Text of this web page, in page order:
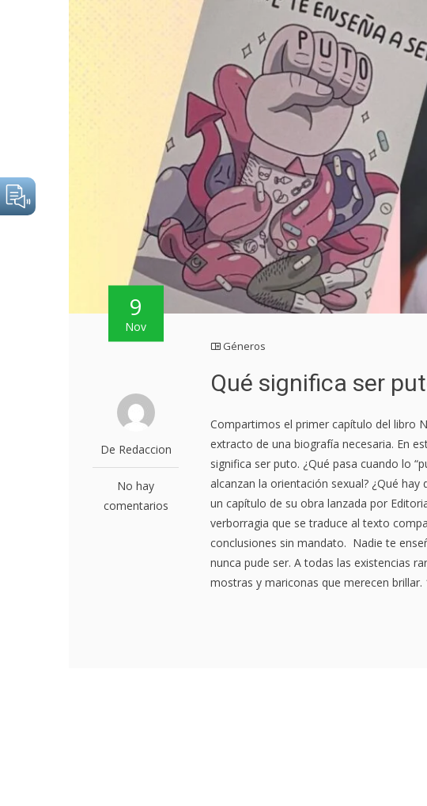
9
Nov
De Redaccion
No hay
comentarios
Géneros
Qué significa ser
Compartimos el primer capítulo del libro
extracto de una biografía necesaria. En
significa ser puto. ¿Qué pasa cuando lo
alcanzan la orientación sexual? ¿Qué
un capítulo de su obra lanzada por
verborragia que se traduce al texto
conclusiones sin mandato. Nadie te
nunca pude ser. A todas las existencias
mostras y mariconas que merecen brillar.